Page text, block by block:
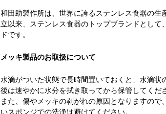
和田助製作所は、世界に誇るステンレス食器の
立以来、ステンレス食器のトップブランドとし
ドです。
メッキ製品のお取扱について
水滴がついた状態で長時間置いておくと、水滴
後は速やかに水分を拭き取ってから保管してくだ
また、傷やメッキの剥がれの原因となりますの
いスポンジでの洗浄は避けてください。